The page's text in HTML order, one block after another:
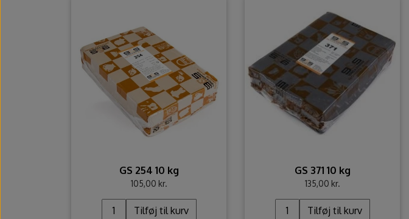
GS 254 10 kg
105,00 kr.
Tilføj til kurv
GS 371 10 kg
135,00 kr.
Tilføj til kurv